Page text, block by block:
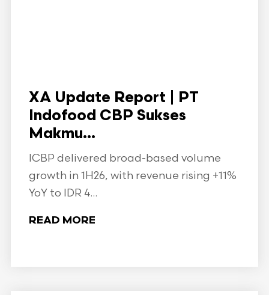
XA Update Report | PT
Indofood CBP Sukses
Makmu...
ICBP delivered broad-based volume
growth in 1H26, with revenue rising +11%
YoY to IDR 4...
READ MORE